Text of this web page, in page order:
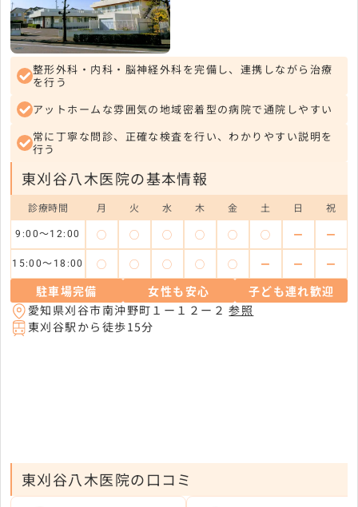
整形外科・内科・脳神経外科を完備し、連携しながら治療
を行う
アットホームな雰囲気の地域密着型の病院で通院しやすい
常に丁寧な問診、正確な検査を行い、わかりやすい説明を
行う
東刈谷八木医院の基本情報
診療時間 月 火 水 木 金 土 日 祝
9:00～12:00 ◯ ◯ ◯ ◯ ◯ ◯ ー ー
15:00～18:00 ◯ ◯ ◯ ◯ ◯ ー ー ー
駐車場完備 女性も安心
子ども連れ歓迎
愛知県刈谷市南沖野町１ー１２ー２参照
東刈谷駅から徒歩15分
東刈谷八木医院の口コミ